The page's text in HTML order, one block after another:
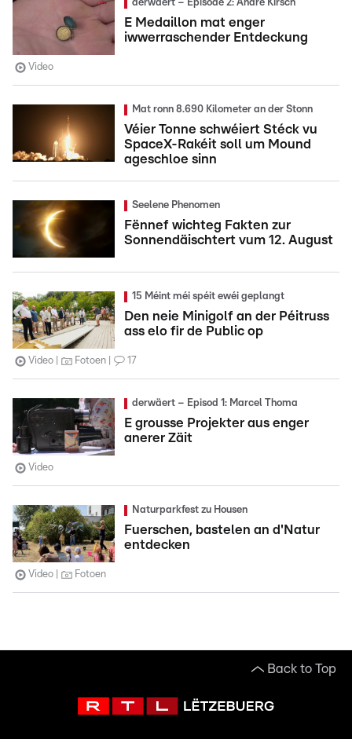
derwäert – Episode 2: André Kirsch
E Medaillon mat enger
iwwerraschender Entdeckung
Video
Mat ronn 8.690 Kilometer an der Stonn
Véier Tonne schwéiert Stéck vu
SpaceX-Rakéit soll um Mound
ageschloe sinn
Seelene Phenomen
Fënnef wichteg Fakten zur
Sonnendäischtert vum 12. August
15 Méint méi spéit ewéi geplangt
Den neie Minigolf an der Péitruss
ass elo fir de Public op
Video Fotoen 17
derwäert – Episod 1: Marcel Thoma
E grousse Projekter aus enger
anerer Zäit
Video
Naturparkfest zu Housen
Fuerschen, bastelen an d'Natur
entdecken
Video Fotoen
Back to Top